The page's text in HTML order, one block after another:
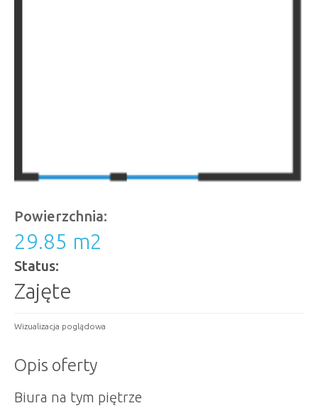
Powierzchnia:
29.85 m2
Status:
Zajęte
Wizualizacja poglądowa
Opis oferty
Biura na tym piętrze